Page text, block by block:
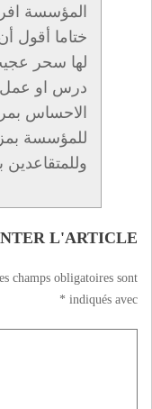
المؤسسة
ختاما أقول
لها سحر
درس او عمل
الاحساس
للمؤسسة
L'ARTICLE
champs obligatoires sont
indiqués avec
*